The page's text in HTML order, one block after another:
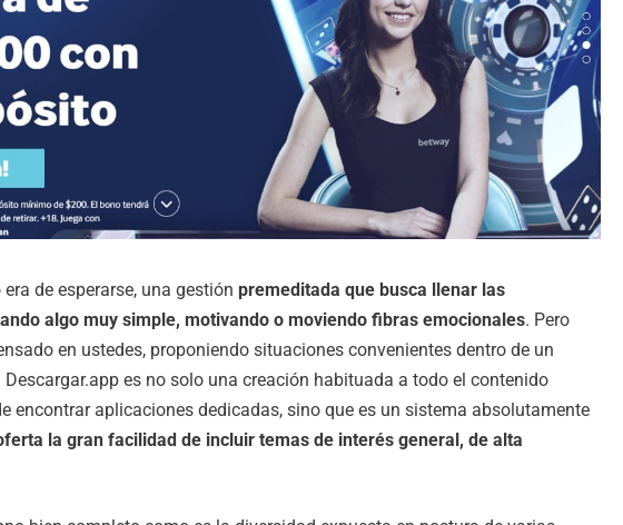
de esperarse, una gestión premeditada que busca llenar las
algo muy simple, motivando o moviendo fibras emocionales. Pero
en ustedes, proponiendo situaciones convenientes dentro de un
es no solo una creación habituada a todo el contenido
encontrar aplicaciones dedicadas, sino que es un sistema absolutamente
la gran facilidad de incluir temas de interés general, de alta